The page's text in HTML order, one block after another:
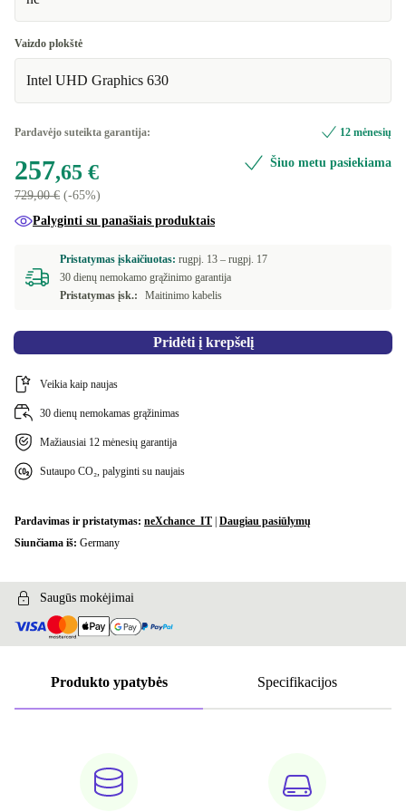
3.20 GHz
Intel Core i5-9400
Vaizdo plokštė
Intel UHD Graphics 630
Pardavėjo suteikta garantija: 12 mėnesių
257,65 €
729,00 € (-65%)
Šiuo metu pasiekiama
Palyginti su panašiais produktais
Pristatymas įskaičiuotas: rugpj. 13 – rugpj. 17
30 dienų nemokamo grąžinimo garantija
Pristatymas įsk.:
Maitinimo kabelis
Pridėti į krepšelį
Veikia kaip naujas
30 dienų nemokamas grąžinimas
Mažiausiai 12 mėnesių garantija
Sutaupo CO₂, palyginti su naujais
Pardavimas ir pristatymas: neXchance_IT Daugiau pasiūlymų
Siunčiama iš: Germany
Saugūs mokėjimai
Produkto ypatybės Specifikacijos